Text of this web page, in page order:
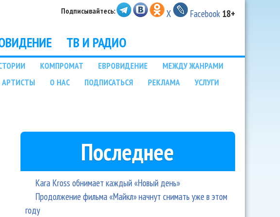
Подписывайтесь: X Facebook 18+
ТВ И РАДИО
КОМПРОМАТ ЕВРОВИДЕНИЕ
МЕЖДУ ЖАНРАМИ
АРТИСТЫ О НАС ПОДПИСАТЬСЯ РЕКЛАМА
УСЛУГИ
Последнее
Kara Kross обнимает каждый «Новый день»
Продолжение фильма «Майкл» начнут снимать уже в этом
году